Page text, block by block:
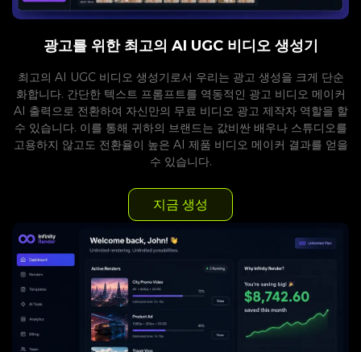
광고를 위한 최고의 AI UGC 비디오 생성기
최고의 AI UGC 비디오 생성기로서 우리는 광고 생성을 크게 단순
화합니다. 간단한 텍스트 프롬프트를 역동적인 광고 비디오 메이커
AI 출력으로 전환하여 자신만의 무료 비디오 광고 제작자 역할을 할
수 있습니다. 이를 통해 귀하의 브랜드는 값비싼 배우나 스튜디오를
고용하지 않고도 전환율이 높은 AI 제품 비디오 메이커 결과를 얻을
수 있습니다.
지금 생성